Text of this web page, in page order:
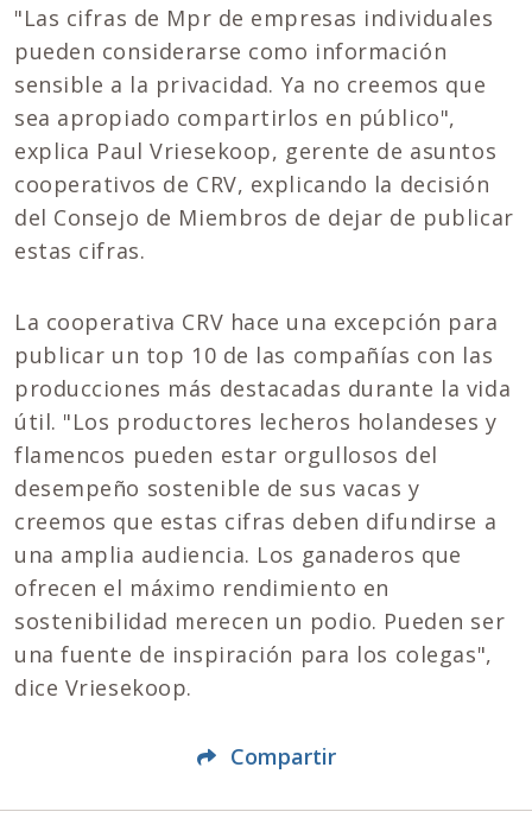
"Las cifras de Mpr de empresas individuales
pueden considerarse como información
sensible a la privacidad. Ya no creemos que
sea apropiado compartirlos en público",
explica Paul Vriesekoop, gerente de asuntos
cooperativos de CRV, explicando la decisión
del Consejo de Miembros de dejar de publicar
estas cifras.
La cooperativa CRV hace una excepción para
publicar un top 10 de las compañías con las
producciones más destacadas durante la vida
útil. "Los productores lecheros holandeses y
flamencos pueden estar orgullosos del
desempeño sostenible de sus vacas y
creemos que estas cifras deben difundirse a
una amplia audiencia. Los ganaderos que
ofrecen el máximo rendimiento en
sostenibilidad merecen un podio. Pueden ser
una fuente de inspiración para los colegas",
dice Vriesekoop.
Compartir